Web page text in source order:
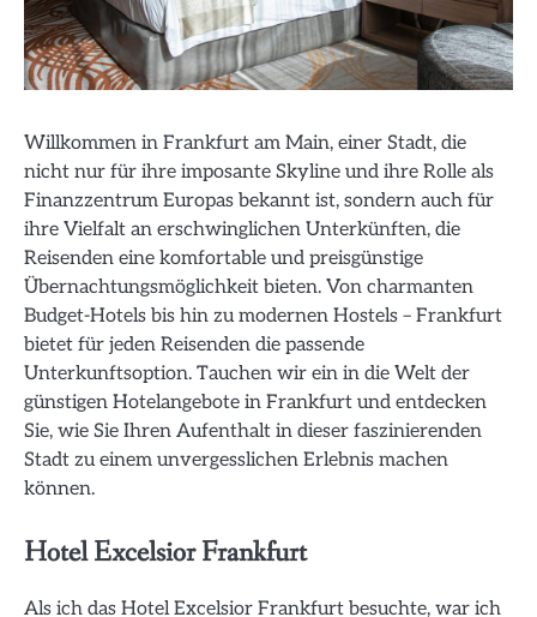
Willkommen in Frankfurt am Main, einer Stadt, die
nicht nur für ihre imposante Skyline und ihre Rolle als
Finanzzentrum Europas bekannt ist, sondern auch für
ihre Vielfalt an erschwinglichen Unterkünften, die
Reisenden eine komfortable und preisgünstige
Übernachtungsmöglichkeit bieten. Von charmanten
Budget-Hotels bis hin zu modernen Hostels – Frankfurt
bietet für jeden Reisenden die passende
Unterkunftsoption. Tauchen wir ein in die Welt der
günstigen Hotelangebote in Frankfurt und entdecken
Sie, wie Sie Ihren Aufenthalt in dieser faszinierenden
Stadt zu einem unvergesslichen Erlebnis machen
können.
Hotel Excelsior Frankfurt
Als ich das Hotel Excelsior Frankfurt besuchte, war ich